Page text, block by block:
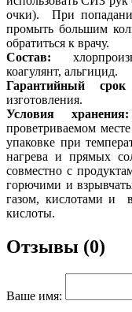
очки). При
промыть большим
обратиться к врачу.
Состав:
коагулянт, альгицид.
Гарантийный
изготовления.
Условия
проветриваемом
упаковке при
нагрева и прямых
совместно с
горючими и
газом, кислотами и
кислоты.
Отзывы (0)
Ваше имя: